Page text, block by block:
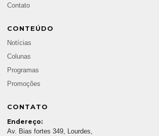
Contato
CONTEÚDO
Notícias
Colunas
Programas
Promoções
CONTATO
Endereço:
Av. Bias fortes 349, Lourdes,